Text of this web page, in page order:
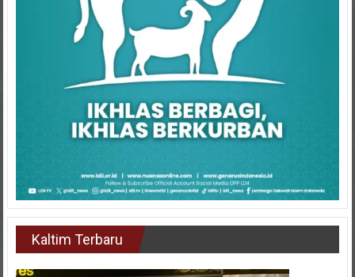
Kaltim Terbaru